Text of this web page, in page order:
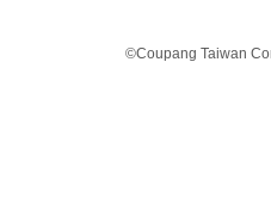
©Coupang Taiwan